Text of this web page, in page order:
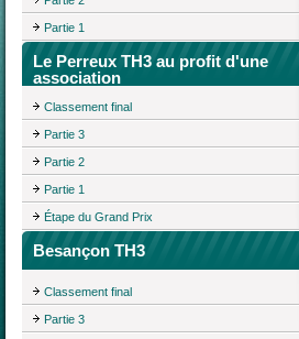
Partie 1
Le Perreux TH3 au profit d'une
association
Classement final
Partie 3
Partie 2
Partie 1
Étape du Grand Prix
Besançon TH3
Classement final
Partie 3